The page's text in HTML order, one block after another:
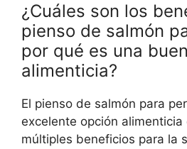
¿Cuáles son los
pienso de salmón
por qué es una
alimenticia?
El pienso de salmón para
excelente opción
múltiples beneficios para la